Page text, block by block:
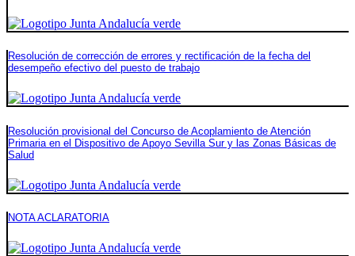
Resolución de corrección de errores y rectificación de la fecha del
desempeño efectivo del puesto de trabajo
Resolución provisional del Concurso de Acoplamiento de Atención
Primaria en el Dispositivo de Apoyo Sevilla Sur y las Zonas Básicas de
Salud
NOTA ACLARATORIA